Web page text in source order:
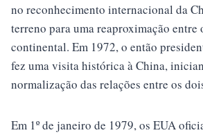
no reconhecimento internacional da
terreno para uma reaproximação entre
continental. Em 1972, o então
fez uma visita histórica à China,
normalização das relações entre os
Em 1º de janeiro de 1979, os EUA